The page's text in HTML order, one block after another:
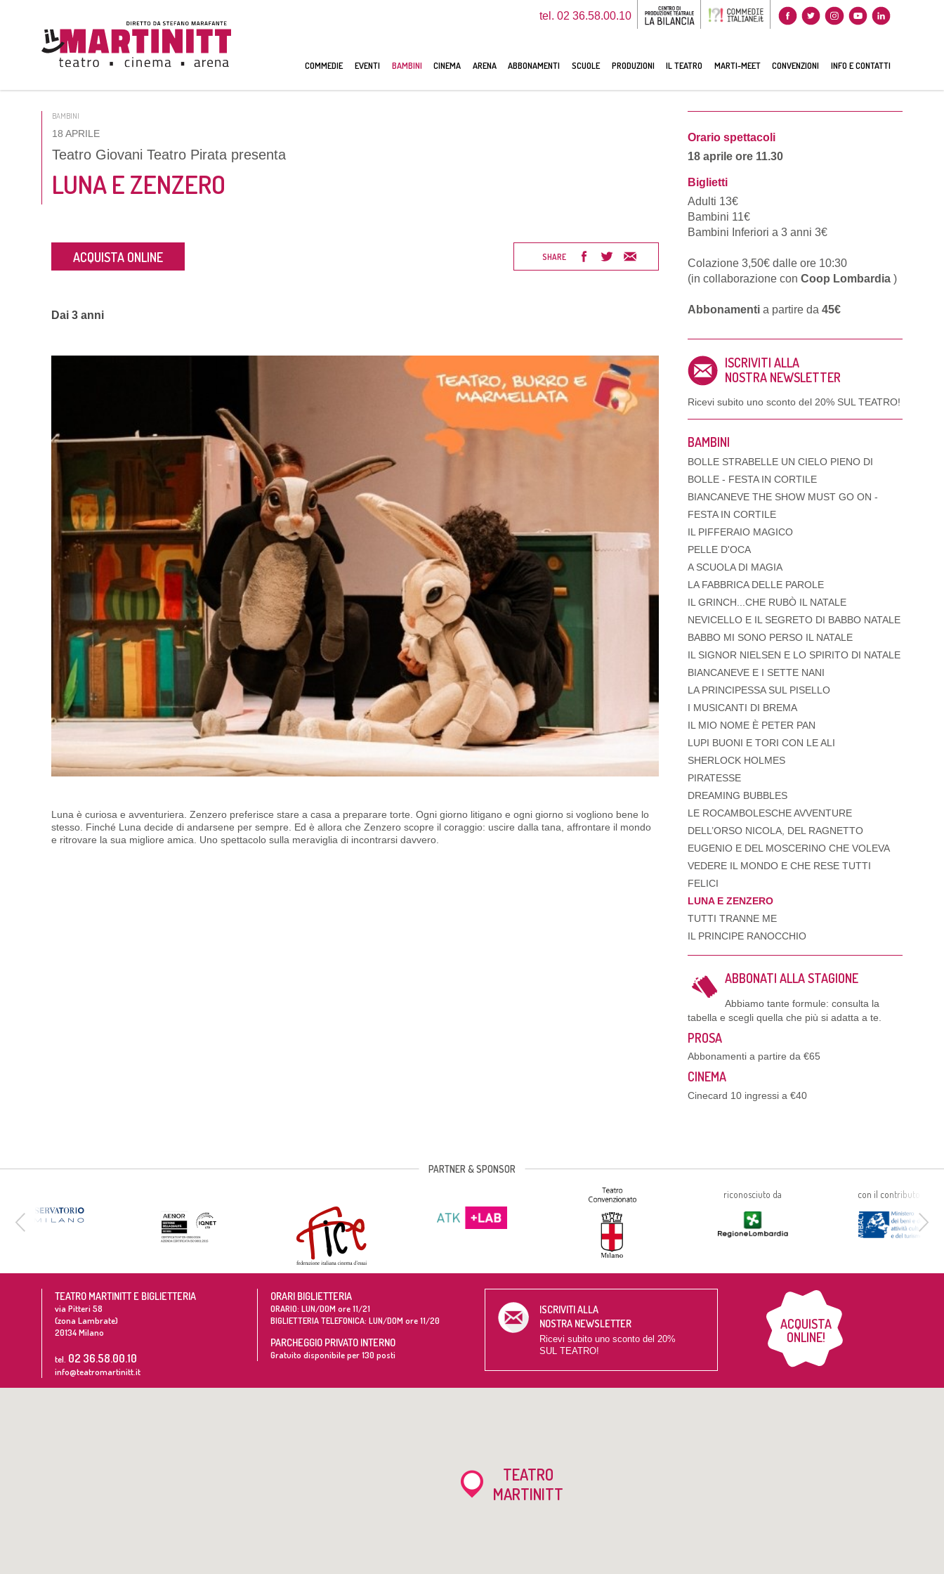
tel. 02 36.58.00.10
COMMEDIE EVENTI BAMBINI CINEMA ARENA ABBONAMENTI SCUOLE PRODUZIONI IL TEATRO MARTI-MEET CONVENZIONI INFO E CONTATTI
BAMBINI
18 APRILE
Teatro Giovani Teatro Pirata presenta
LUNA E ZENZERO
ACQUISTA ONLINE SHARE
Dai 3 anni
Luna è curiosa e avventuriera. Zenzero preferisce stare a casa a preparare torte. Ogni giorno litigano e ogni giorno si vogliono bene lo
stesso. Finché Luna decide di andarsene per sempre. Ed è allora che Zenzero scopre il coraggio: uscire dalla tana, affrontare il mondo
e ritrovare la sua migliore amica. Uno spettacolo sulla meraviglia di incontrarsi davvero.
Orario spettacoli
18 aprile ore 11.30
Biglietti
Adulti 13€
Bambini 11€
Bambini Inferiori a 3 anni 3€
Colazione 3,50€ dalle ore 10:30
(in collaborazione con Coop Lombardia)
Abbonamentia partire da 45€
ISCRIVITI ALLA
NOSTRA NEWSLETTER
Ricevi subito uno sconto del 20% SUL TEATRO!
BAMBINI
BOLLE STRABELLE UN CIELO PIENO DI
BOLLE - FESTA IN CORTILE
BIANCANEVE THE SHOW MUST GO ON -
FESTA IN CORTILE
IL PIFFERAIO MAGICO
PELLE D'OCA
A SCUOLA DI MAGIA
LA FABBRICA DELLE PAROLE
IL GRINCH...CHE RUBÒ IL NATALE
NEVICELLO E IL SEGRETO DI BABBO NATALE
BABBO MI SONO PERSO IL NATALE
IL SIGNOR NIELSEN E LO SPIRITO DI NATALE
BIANCANEVE E I SETTE NANI
LA PRINCIPESSA SUL PISELLO
I MUSICANTI DI BREMA
IL MIO NOME È PETER PAN
LUPI BUONI E TORI CON LE ALI
SHERLOCK HOLMES
PIRATESSE
DREAMING BUBBLES
LE ROCAMBOLESCHE AVVENTURE
DELL’ORSO NICOLA, DEL RAGNETTO
EUGENIO E DEL MOSCERINO CHE VOLEVA
VEDERE IL MONDO E CHE RESE TUTTI
FELICI
LUNA E ZENZERO
TUTTI TRANNE ME
IL PRINCIPE RANOCCHIO
ABBONATI ALLA STAGIONE
Abbiamo tante formule: consulta la
tabella e scegli quella che più si adatta a te.
PROSA
Abbonamenti a partire da €65
CINEMA
Cinecard 10 ingressi a €40
PARTNER & SPONSOR
riconosciuto da con il contributo di
TEATRO MARTINITT E BIGLIETTERIA
via Pitteri 58
(zona Lambrate)
20134Milano
tel. 02 36.58.00.10
info@teatromartinitt.it
ORARI BIGLIETTERIA
ORARIO: LUN/DOM ore 11/21
BIGLIETTERIA TELEFONICA: LUN/DOM ore 11/20
PARCHEGGIO PRIVATO INTERNO
Gratuito disponibile per 130 posti
ISCRIVITI ALLA
NOSTRA NEWSLETTER
Ricevi subito uno sconto del 20%
SUL TEATRO!
ACQUISTA
ONLINE!
TEATRO
MARTINITT